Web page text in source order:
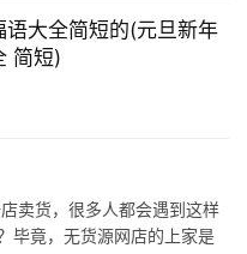
语大全简短的(元旦新年
简短)
卖货，很多人都会遇到这样
毕竟，无货源网店的上家是